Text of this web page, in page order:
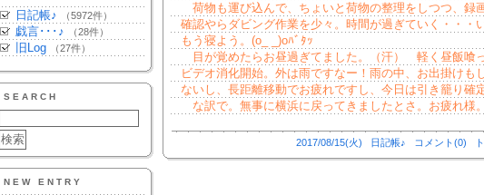
日記帳♪ （5972件）
戯言･･･♪ （28件）
旧Log （27件）
SEARCH
NEW ENTRY
荷物も運び込んで、ちょいと荷物の整理をしつつ、録
確認やらダビング作業を少々。時間が過ぎていく・・・
もう寝よう。(o_ _)oﾊﾞﾀｯ
目が覚めたらお昼過ぎてました。（汗） 軽く昼飯喰っ
ビデオ消化開始。外は雨ですなー！雨の中、お出掛けも
ないし、長距離移動でお疲れですし、今日は引き籠り確定
な訳で。無事に横浜に戻ってきましたとさ。お疲れ様。
2017/08/15(火) 日記帳♪ コメント(0)